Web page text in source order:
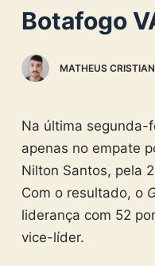
nBotafogo
MATHEUS
Na última segunda-
apenas no empate
Nilton Santos, pela
Com o resultado, o
liderança com 52
vice-líder.